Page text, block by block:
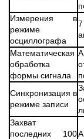
Измерения в
режиме
осциллографа
Математическая
обработка
формы сигнала
Синхронизация в
режиме записи
Захват
последних 100